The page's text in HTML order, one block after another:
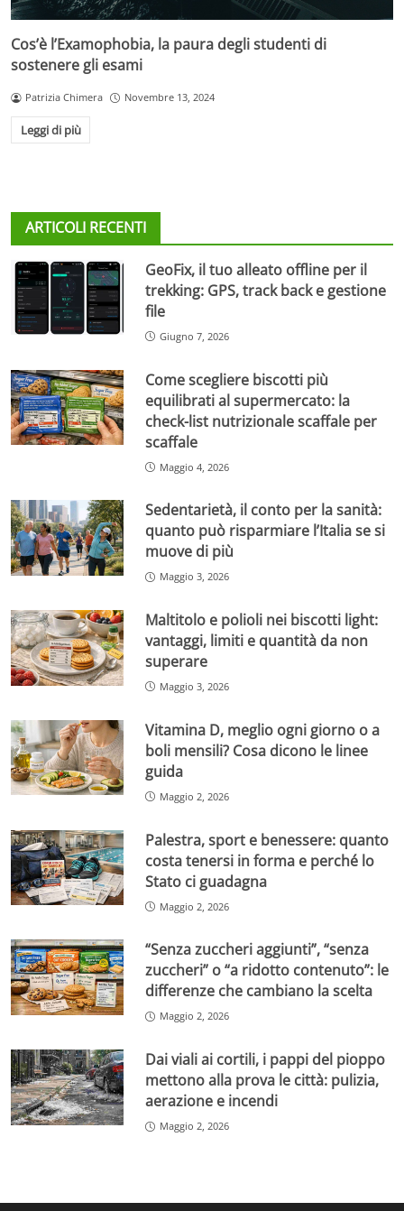
Cos’è l’Examophobia, la paura degli studenti di
sostenere gli esami
Patrizia Chimera Novembre 13, 2024
Leggi di più
ARTICOLI RECENTI
GeoFix, il tuo alleato offline per il
trekking: GPS, track back e gestione
file
Giugno 7, 2026
Come scegliere biscotti più
equilibrati al supermercato: la
check-list nutrizionale scaffale per
scaffale
Maggio 4, 2026
Sedentarietà, il conto per la sanità:
quanto può risparmiare l’Italia se si
muove di più
Maggio 3, 2026
Maltitolo e polioli nei biscotti light:
vantaggi, limiti e quantità da non
superare
Maggio 3, 2026
Vitamina D, meglio ogni giorno o a
boli mensili? Cosa dicono le linee
guida
Maggio 2, 2026
Palestra, sport e benessere: quanto
costa tenersi in forma e perché lo
Stato ci guadagna
Maggio 2, 2026
“Senza zuccheri aggiunti”, “senza
zuccheri” o “a ridotto contenuto”: le
differenze che cambiano la scelta
Maggio 2, 2026
Dai viali ai cortili, i pappi del pioppo
mettono alla prova le città: pulizia,
aerazione e incendi
Maggio 2, 2026